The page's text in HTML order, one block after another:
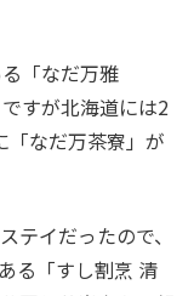
「なだ万雅
すが北海道には2
「なだ万茶寮」が
テイだったので、
る「すし割烹 清